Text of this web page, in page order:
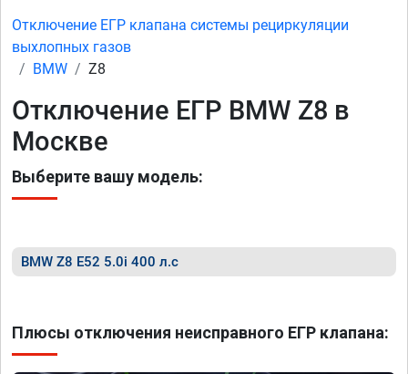
Отключение ЕГР клапана системы рециркуляции
выхлопных газов
BMW
Z8
Отключение ЕГР BMW Z8 в
Москве
Выберите вашу модель:
BMW Z8 E52 5.0i 400 л.с
Плюсы отключения неисправного ЕГР клапана: